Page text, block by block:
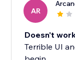
AR
Doesn't
Terrible UI